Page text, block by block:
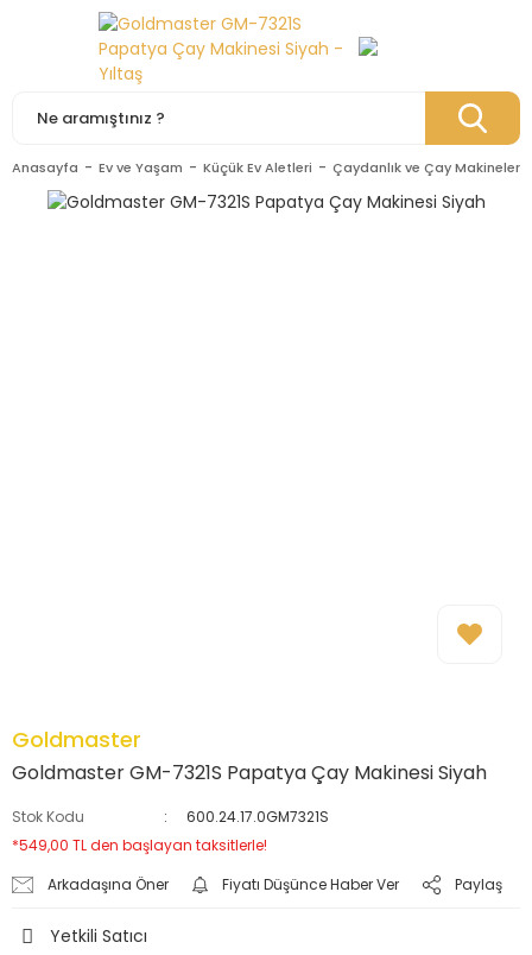
Anasayfa Ev ve Yaşam Küçük Ev Aletleri Çaydanlık ve Çay Makineleri
Goldmaster
Goldmaster GM-7321S Papatya Çay Makinesi Siyah
Stok Kodu
600.24.17.0GM7321S
*549,00 TL den başlayan taksitlerle!
Arkadaşına Öner
Fiyatı Düşünce Haber Ver Paylaş
Yetkili Satıcı